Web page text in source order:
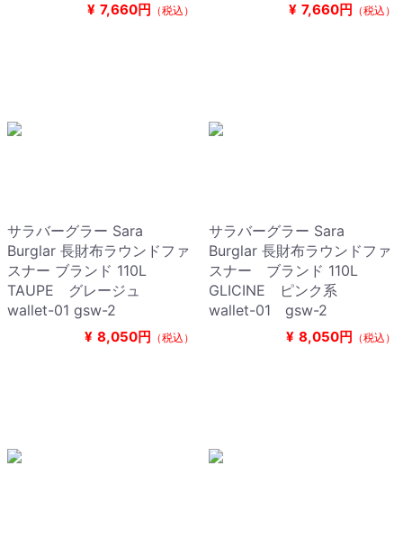
¥ 7,660円 （税込） ¥ 7,660円 （税込）
サラバーグラー Sara
Burglar 長財布ラウンドファ
スナー ブランド 110L
TAUPE グレージュ
wallet-01 gsw-2
¥ 8,050円 （税込）
サラバーグラー Sara
Burglar 長財布ラウンドファ
スナー ブランド 110L
GLICINE ピンク系
wallet-01 gsw-2
¥ 8,050円 （税込）